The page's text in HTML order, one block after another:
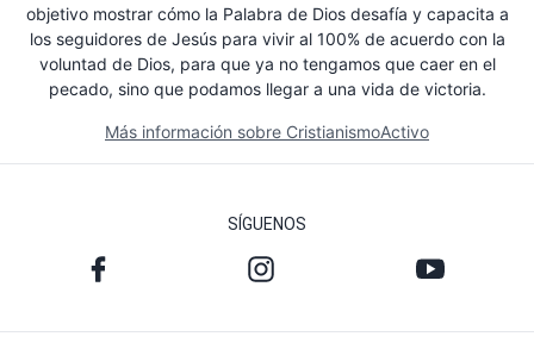
objetivo mostrar cómo la Palabra de Dios desafía y capacita a
los seguidores de Jesús para vivir al 100% de acuerdo con la
voluntad de Dios, para que ya no tengamos que caer en el
pecado, sino que podamos llegar a una vida de victoria.
Más información sobre CristianismoActivo
SÍGUENOS